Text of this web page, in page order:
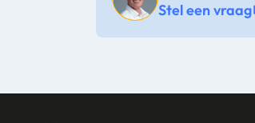
Stel een vraag